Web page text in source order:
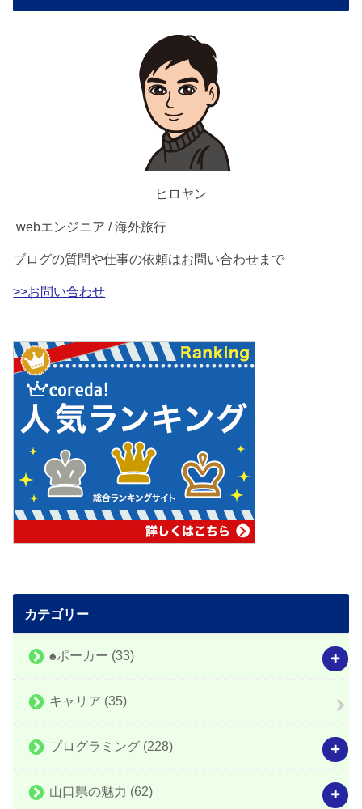
ヒロヤン
webエンジニア / 海外旅行
ブログの質問や仕事の依頼はお問い合わせまで
>>お問い合わせ
カテゴリー
♠️ポーカー (33)
キャリア (35)
プログラミング (228)
山口県の魅力 (62)